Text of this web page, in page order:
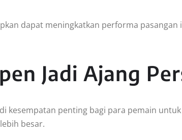
dapat meningkatkan performa pasangan
Jadi Ajang
kesempatan penting bagi para pemain
besar.